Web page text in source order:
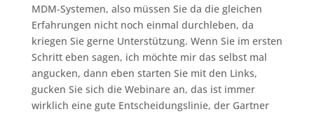
MDM-Systemen, also müssen Sie da die gleichen
Erfahrungen nicht noch einmal durchleben, da
kriegen Sie gerne Unterstützung. Wenn Sie im ersten
Schritt eben sagen, ich möchte mir das selbst mal
angucken, dann eben starten Sie mit den Links,
gucken Sie sich die Webinare an, das ist immer
wirklich eine gute Entscheidungslinie, der Gartner